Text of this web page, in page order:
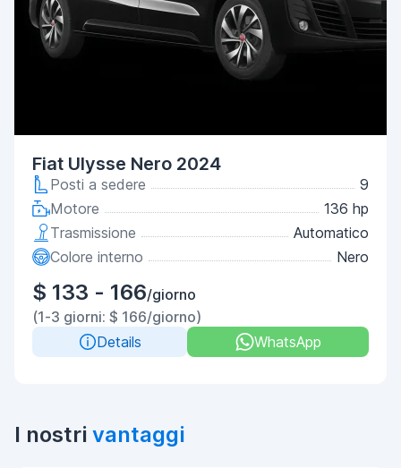
Fiat Ulysse Nero 2024
Posti a sedere
9
Motore
136 hp
Trasmissione
Automatico
Colore interno
Nero
$ 133 - 166/giorno
(1-3 giorni: $ 166/giorno)
Details
WhatsApp
I nostri vantaggi